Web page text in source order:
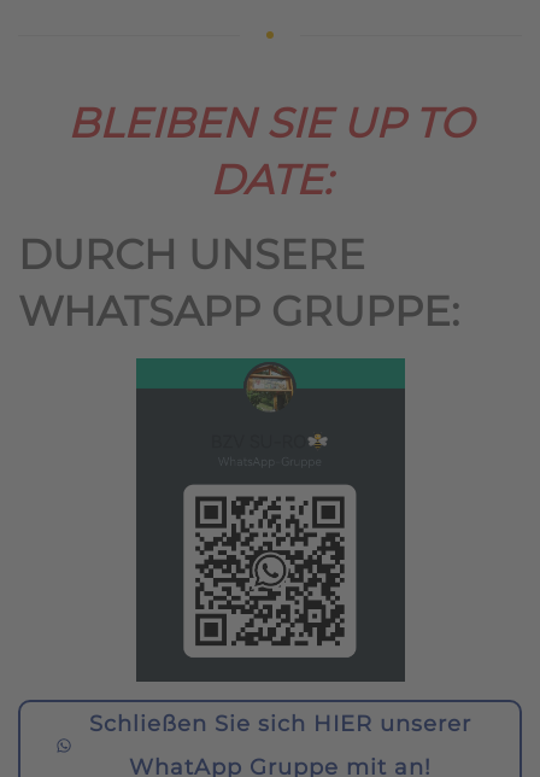
BLEIBEN SIE UP TO
DATE:
DURCH UNSERE
WHATSAPP GRUPPE:
Schließen Sie sich HIER unserer
WhatApp Gruppe mit an!